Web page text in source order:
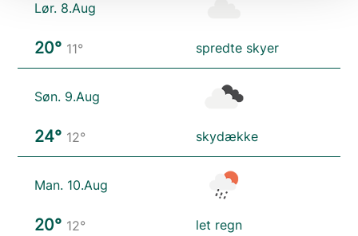
Lør. 8.Aug
20° 11° spredte skyer
Søn. 9.Aug
24° 12° skydække
Man. 10.Aug
20° 12° let regn